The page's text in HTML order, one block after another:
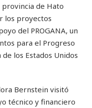
de Hato
los proyectos
del PROGANA, un
para el Progreso
los Estados Unidos
Bernstein visitó
técnico y financiero